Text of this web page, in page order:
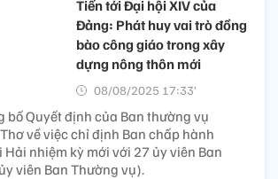
Tiến tới Đại hội XIV của
Đảng: Phát huy vai trò đồng
bào công giáo trong xây
dựng nông thôn mới
08/08/2025 17:33’
bố Quyết định của Ban thường vụ
về việc chỉ định Ban chấp hành
nhiệm kỳ mới với 27 ủy viên Ban
viên Ban Thường vụ).